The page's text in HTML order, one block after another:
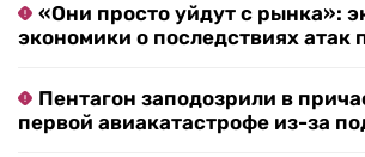
«Они просто уйдут с рынка»:
экономики о последствиях атак
Пентагон заподозрили в
первой авиакатастрофе из-за